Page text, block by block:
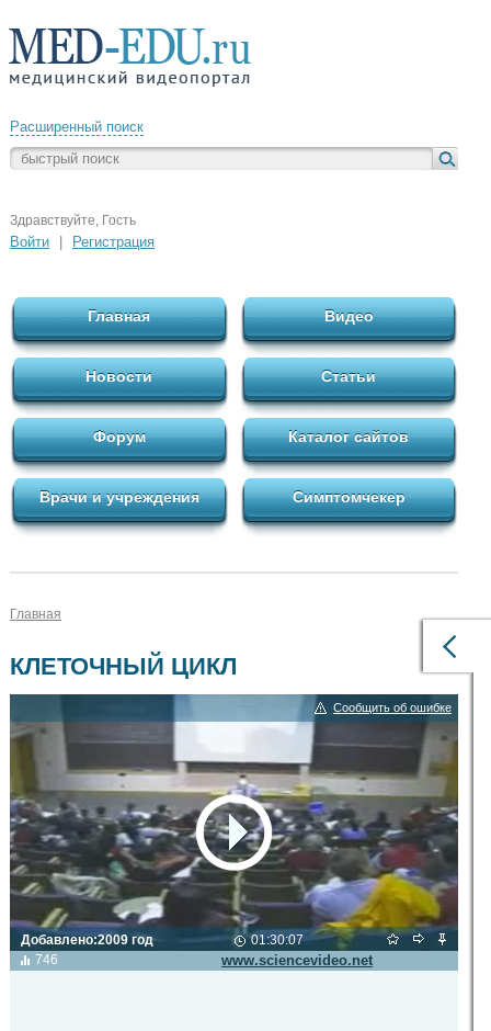
Расширенный поиск
Здравствуйте, Гость
Войти Регистрация
Главная Видео
Новости Статьи
Форум Каталог сайтов
Врачи и учреждения Симптомчекер
Главная
КЛЕТОЧНЫЙ ЦИКЛ
Сообщить об ошибке
Добавлено:2009 год
746
01:30:07
Видео транслируется с сайта www.sciencevideo.net